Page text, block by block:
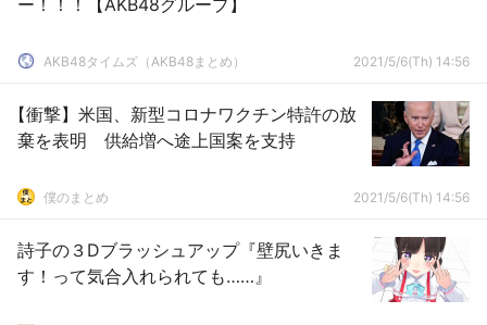
ー！！！【AKB48グループ】
AKB48タイムズ（AKB48まとめ） 2021/5/6(Th) 14:56
【衝撃】米国、新型コロナワクチン特許の放
棄を表明 供給増へ途上国案を支持
僕のまとめ 2021/5/6(Th) 14:56
詩子の３Dブラッシュアップ『壁尻いきま
す！って気合入れられても……』